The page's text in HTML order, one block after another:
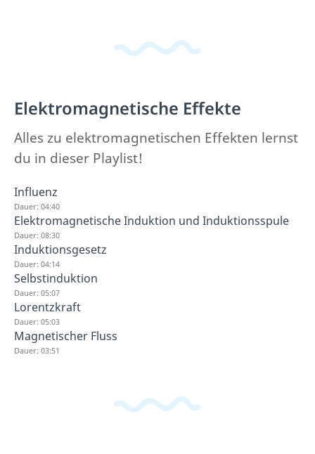
Elektromagnetische Effekte
Alles zu elektromagnetischen Effekten lernst
du in dieser Playlist!
Influenz
Dauer: 04:40
Elektromagnetische Induktion und Induktionsspule
Dauer: 08:30
Induktionsgesetz
Dauer: 04:14
Selbstinduktion
Dauer: 05:07
Lorentzkraft
Dauer: 05:03
Magnetischer Fluss
Dauer: 03:51